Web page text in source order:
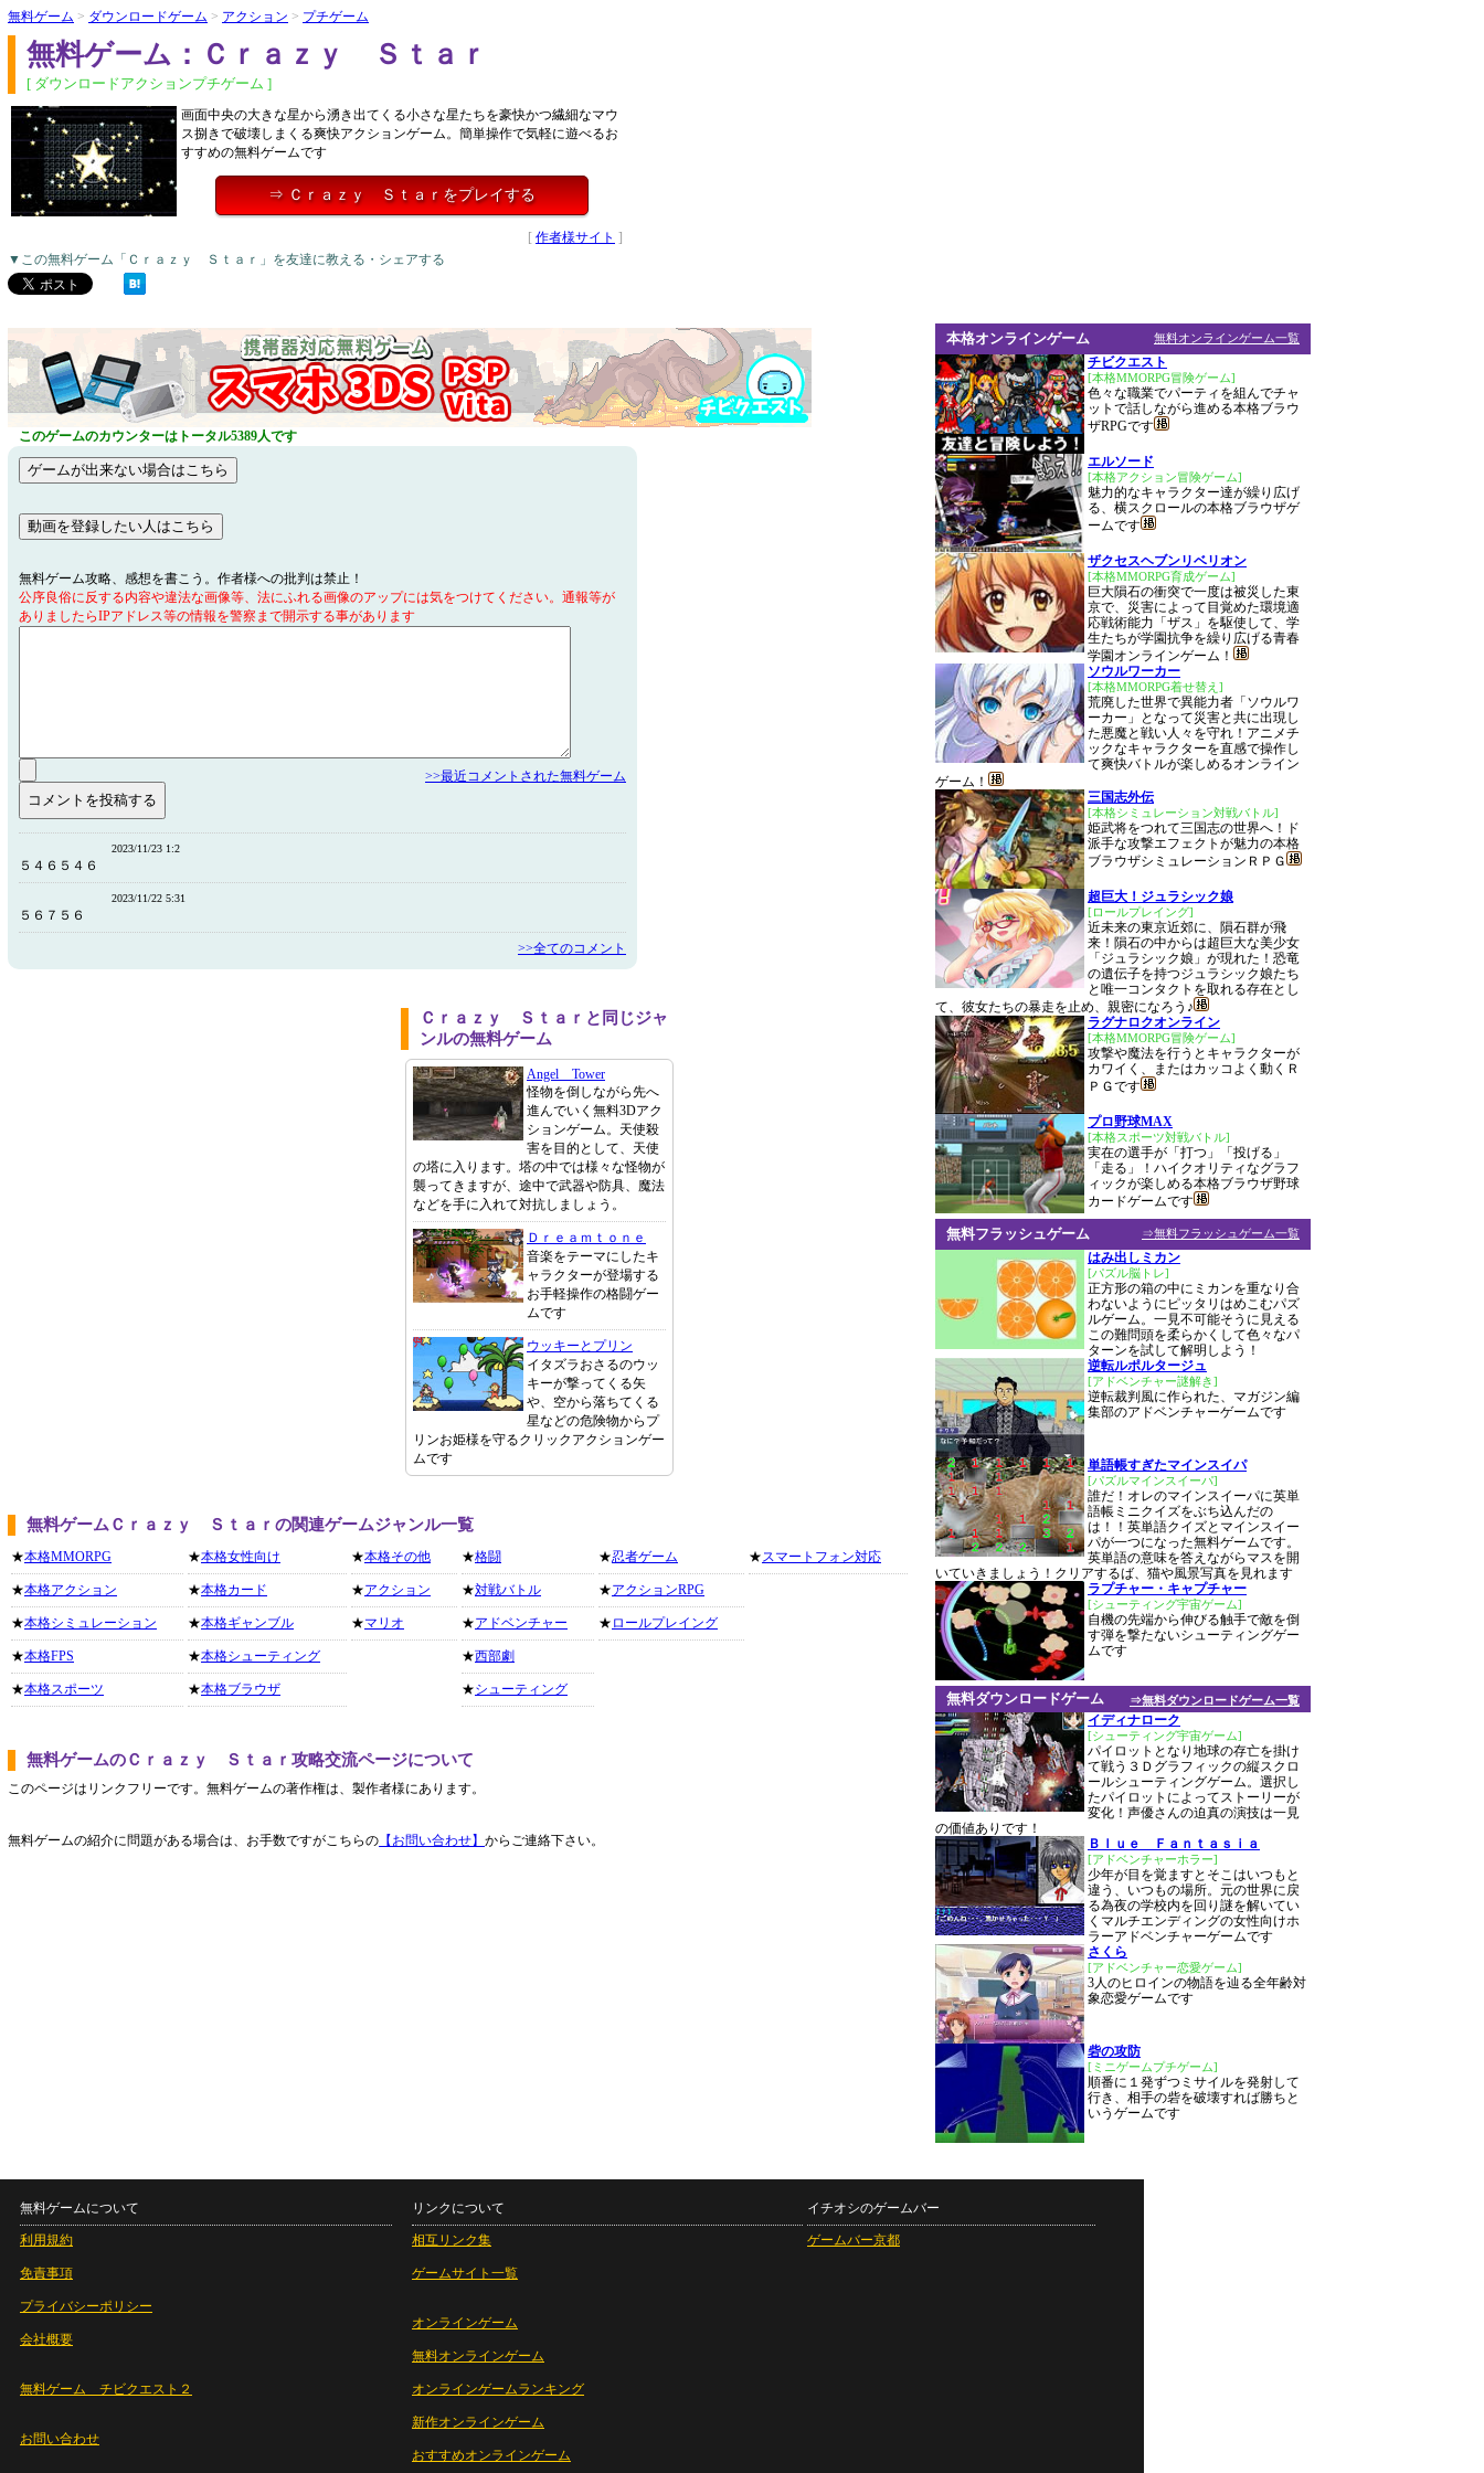
無料ゲーム > ダウンロードゲーム > アクション > プチゲーム
無料ゲーム：Ｃｒａｚｙ Ｓｔａｒ
[ ダウンロードアクションプチゲーム ]
画面中央の大きな星から湧き出てくる小さな星たちを豪快かつ繊細なマウ
ス捌きで破壊しまくる爽快アクションゲーム。簡単操作で気軽に遊べるお
すすめの無料ゲームです
⇒ Ｃｒａｚｙ Ｓｔａｒをプレイする
[ 作者様サイト ]
▼この無料ゲーム「Ｃｒａｚｙ Ｓｔａｒ」を友達に教える・シェアする
このゲームのカウンターはトータル5389人です
無料ゲーム攻略、感想を書こう。作者様への批判は禁止！
公序良俗に反する内容や違法な画像等、法にふれる画像のアップには気をつけてください。通報等が
ありましたらIPアドレス等の情報を警察まで開示する事があります
>>最近コメントされた無料ゲーム
2023/11/23 1:2
５４６５４６
2023/11/22 5:31
５６７５６
>>全てのコメント
Ｃｒａｚｙ Ｓｔａｒと同じジャ
ンルの無料ゲーム
Angel Tower
怪物を倒しながら先へ
進んでいく無料3Dアク
ションゲーム。天使殺
害を目的として、天使
の塔に入ります。塔の中では様々な怪物が
襲ってきますが、途中で武器や防具、魔法
などを手に入れて対抗しましょう。
Ｄｒｅａｍｔｏｎｅ
音楽をテーマにしたキ
ャラクターが登場する
お手軽操作の格闘ゲー
ムです
ウッキーとプリン
イタズラおさるのウッ
キーが撃ってくる矢
や、空から落ちてくる
星などの危険物からプ
リンお姫様を守るクリックアクションゲー
ムです
無料ゲームＣｒａｚｙ Ｓｔａｒの関連ゲームジャンル一覧
★本格MMORPG
★本格アクション
★本格シミュレーション
★本格FPS
★本格スポーツ
★本格女性向け
★本格カード
★本格ギャンブル
★本格シューティング
★本格ブラウザ
★本格その他
★アクション
★マリオ
★格闘
★対戦バトル
★アドベンチャー
★西部劇
★シューティング
★忍者ゲーム
★アクションRPG
★ ロールプレイング
★スマートフォン対応
無料ゲームのＣｒａｚｙ Ｓｔａｒ攻略交流ページについて
このページはリンクフリーです。無料ゲームの著作権は、製作者様にあります。
無料ゲームの紹介に問題がある場合は、お手数ですがこちらの 【お問い合わせ】 からご連絡下さい。
無料オンラインゲーム一覧
本格オンラインゲーム
チビクエスト
[本格MMORPG冒険ゲーム]
色々な職業でパーティを組んでチャ
ットで話しながら進める本格ブラウ
ザRPGです
エルソード
[本格アクション冒険ゲーム]
魅力的なキャラクター達が繰り広げ
る、横スクロールの本格ブラウザゲ
ームです
ザクセスヘブンリベリオン
[本格MMORPG育成ゲーム]
巨大隕石の衝突で一度は被災した東
京で、災害によって目覚めた環境適
応戦術能力「ザス」を駆使して、学
生たちが学園抗争を繰り広げる青春
学園オンラインゲーム！
ソウルワーカー
[本格MMORPG着せ替え]
荒廃した世界で異能力者「ソウルワ
ーカー」となって災害と共に出現し
た悪魔と戦い人々を守れ！アニメチ
ックなキャラクターを直感で操作し
て爽快バトルが楽しめるオンライン
ゲーム！
三国志外伝
[本格シミュレーション対戦バトル]
姫武将をつれて三国志の世界へ！ド
派手な攻撃エフェクトが魅力の本格
ブラウザシミュレーションＲＰＧ
超巨大！ジュラシック娘
[ロールプレイング]
近未来の東京近郊に、隕石群が飛
来！隕石の中からは超巨大な美少女
「ジュラシック娘」が現れた！恐竜
の遺伝子を持つジュラシック娘たち
と唯一コンタクトを取れる存在とし
て、彼女たちの暴走を止め、親密になろう♪
ラグナロクオンライン
[本格MMORPG冒険ゲーム]
攻撃や魔法を行うとキャラクターが
カワイく、またはカッコよく動くＲ
ＰＧです
プロ野球MAX
[本格スポーツ対戦バトル]
実在の選手が「打つ」「投げる」
「走る」！ハイクオリティなグラフ
ィックが楽しめる本格ブラウザ野球
カードゲームです
⇒無料フラッシュゲーム一覧
無料フラッシュゲーム
はみ出しミカン
[パズル脳トレ]
正方形の箱の中にミカンを重なり合
わないようにピッタリはめこむパズ
ルゲーム。一見不可能そうに見える
この難問頭を柔らかくして色々なパ
ターンを試して解明しよう！
逆転ルポルタージュ
[アドベンチャー謎解き]
逆転裁判風に作られた、マガジン編
集部のアドベンチャーゲームです
単語帳すぎたマインスイパ
[パズルマインスイーパ]
誰だ！オレのマインスイーパに英単
語帳ミニクイズをぶち込んだの
は！！英単語クイズとマインスイー
パが一つになった無料ゲームです。
英単語の意味を答えながらマスを開
いていきましょう！クリアするば、猫や風景写真を見れます
ラプチャー・キャプチャー
[シューティング宇宙ゲーム]
自機の先端から伸びる触手で敵を倒
す弾を撃たないシューティングゲー
ムです
⇒無料ダウンロードゲーム一覧
無料ダウンロードゲーム
イディナローク
[シューティング宇宙ゲーム]
パイロットとなり地球の存亡を掛け
て戦う３Ｄグラフィックの縦スクロ
ールシューティングゲーム。選択し
たパイロットによってストーリーが
変化！声優さんの迫真の演技は一見
の価値ありです！
Ｂｌｕｅ Ｆａｎｔａｓｉａ
[アドベンチャーホラー]
少年が目を覚ますとそこはいつもと
違う、いつもの場所。元の世界に戻
る為夜の学校内を回り謎を解いてい
くマルチエンディングの女性向けホ
ラーアドベンチャーゲームです
さくら
[アドベンチャー恋愛ゲーム]
3人のヒロインの物語を辿る全年齢対
象恋愛ゲームです
砦の攻防
[ミニゲームプチゲーム]
順番に１発ずつミサイルを発射して
行き、相手の砦を破壊すれば勝ちと
いうゲームです
無料ゲームについて
利用規約
免責事項
プライバシーポリシー
会社概要
無料ゲーム チビクエスト２
お問い合わせ
リンクについて
相互リンク集
ゲームサイト一覧
オンラインゲーム
無料オンラインゲーム
オンラインゲームランキング
新作オンラインゲーム
おすすめオンラインゲーム
イチオシのゲームバー
ゲームバー京都